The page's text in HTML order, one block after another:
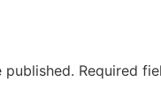
published. Required